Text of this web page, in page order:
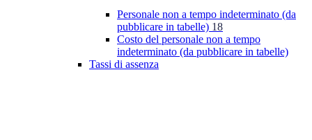
Personale non a tempo indeterminato (da
pubblicare in tabelle) 18
Costo del personale non a tempo
indeterminato (da pubblicare in tabelle)
Tassi di assenza